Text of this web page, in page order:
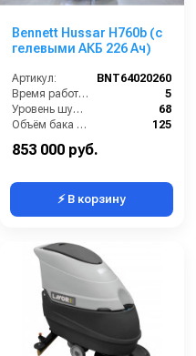
Bennett Hussar H760b (с
гелевыми АКБ 226 Ач)
Артикул:
BNT64020260
Время работы от аккумуляторов (ч):
5
Уровень шума (дБ):
68
Объём бака для грязной воды (л):
125
853 000 руб.
⚡ В корзину